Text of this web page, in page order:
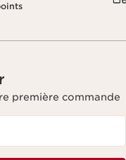
première commande